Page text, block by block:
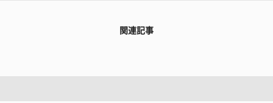
関連記事